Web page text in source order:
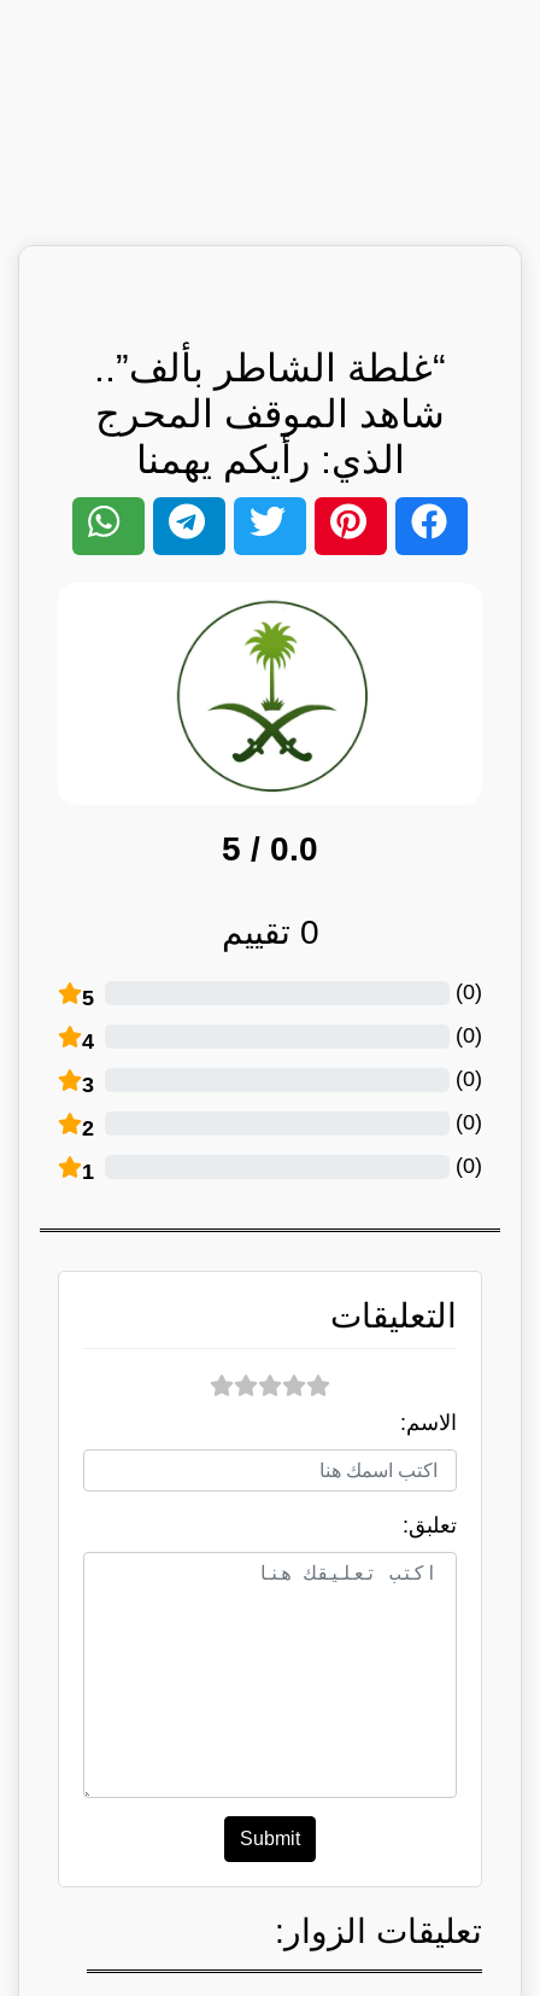
“غلطة الشاطر بألف”..
شاهد الموقف المحرج
الذي: رأيكم يهمنا
0.0
/ 5
0 تقييم
5 (
0
)
4 (
0
)
3 (
0
)
2 (
0
)
1 (
0
)
التعليقات
الاسم:
تعلبق:
Submit
تعليقات الزوار: